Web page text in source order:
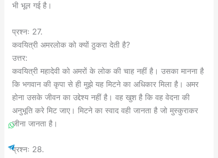
भी भूल गई है।
प्रश्नः 27.
कवयित्री अमरलोक को क्यों ठुकरा देती है?
उत्तर:
कवयित्री महादेवी को अमरों के लोक की चाह नहीं है। उसका मानना है
कि भगवान की कृपा से ही मुझे यह मिटने का अधिकार मिला है। अमर
होना उसके जीवन का उद्देश्य नहीं है। वह खुश है कि वह वेदना की
अनुभूति करे मिट जाए। मिटने का स्वाद वही जानता है जो मुस्कुराकर
जीना जानता है।
प्रश्नः 28.